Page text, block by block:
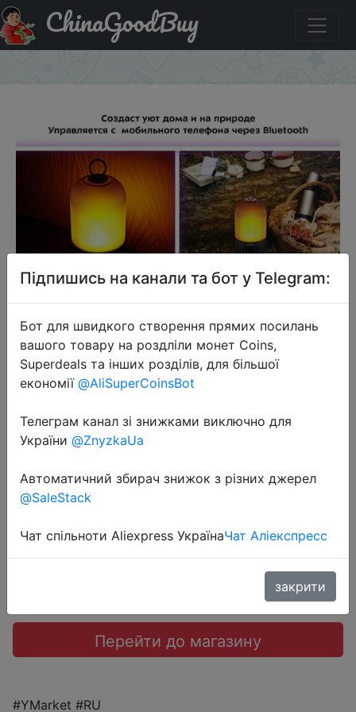
Купити на розпродажі Ночник-колонка Kitfort КТ-3339
ChinaGoodBuy
2023-07-04
Ночник-колонка Kitfort КТ-3339
1790 руб.
Sale
Перейти до магазину
#YMarket #RU
Підпишись на канали та бот у Telegram:
Бот для швидкого створення прямих посилань
вашого товару на роздліли монет Coins,
Superdeals та інших розділів, для більшої
економії @AliSuperCoinsBot
Телеграм канал зі знижками виключно для
України @ZnyzkaUa
Автоматичний збирач знижок з різних джерел
@SaleStack
Чат спільноти Aliexpress УкраїнаЧат Аліекспресс
закрити